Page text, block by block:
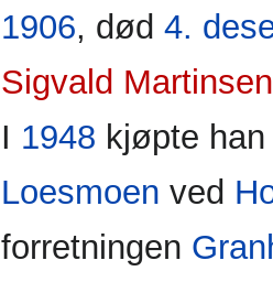
1906, død 4.
Sigvald
I 1948 kjøpte
Loesmoen ved
forretningen